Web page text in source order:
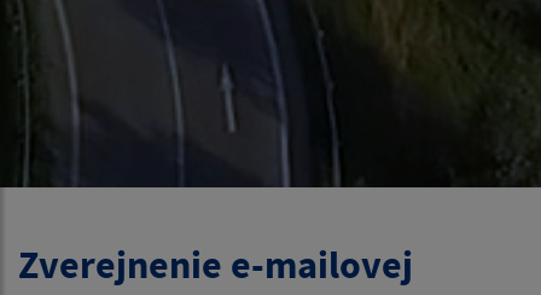
Zverejnenie e-mailovej